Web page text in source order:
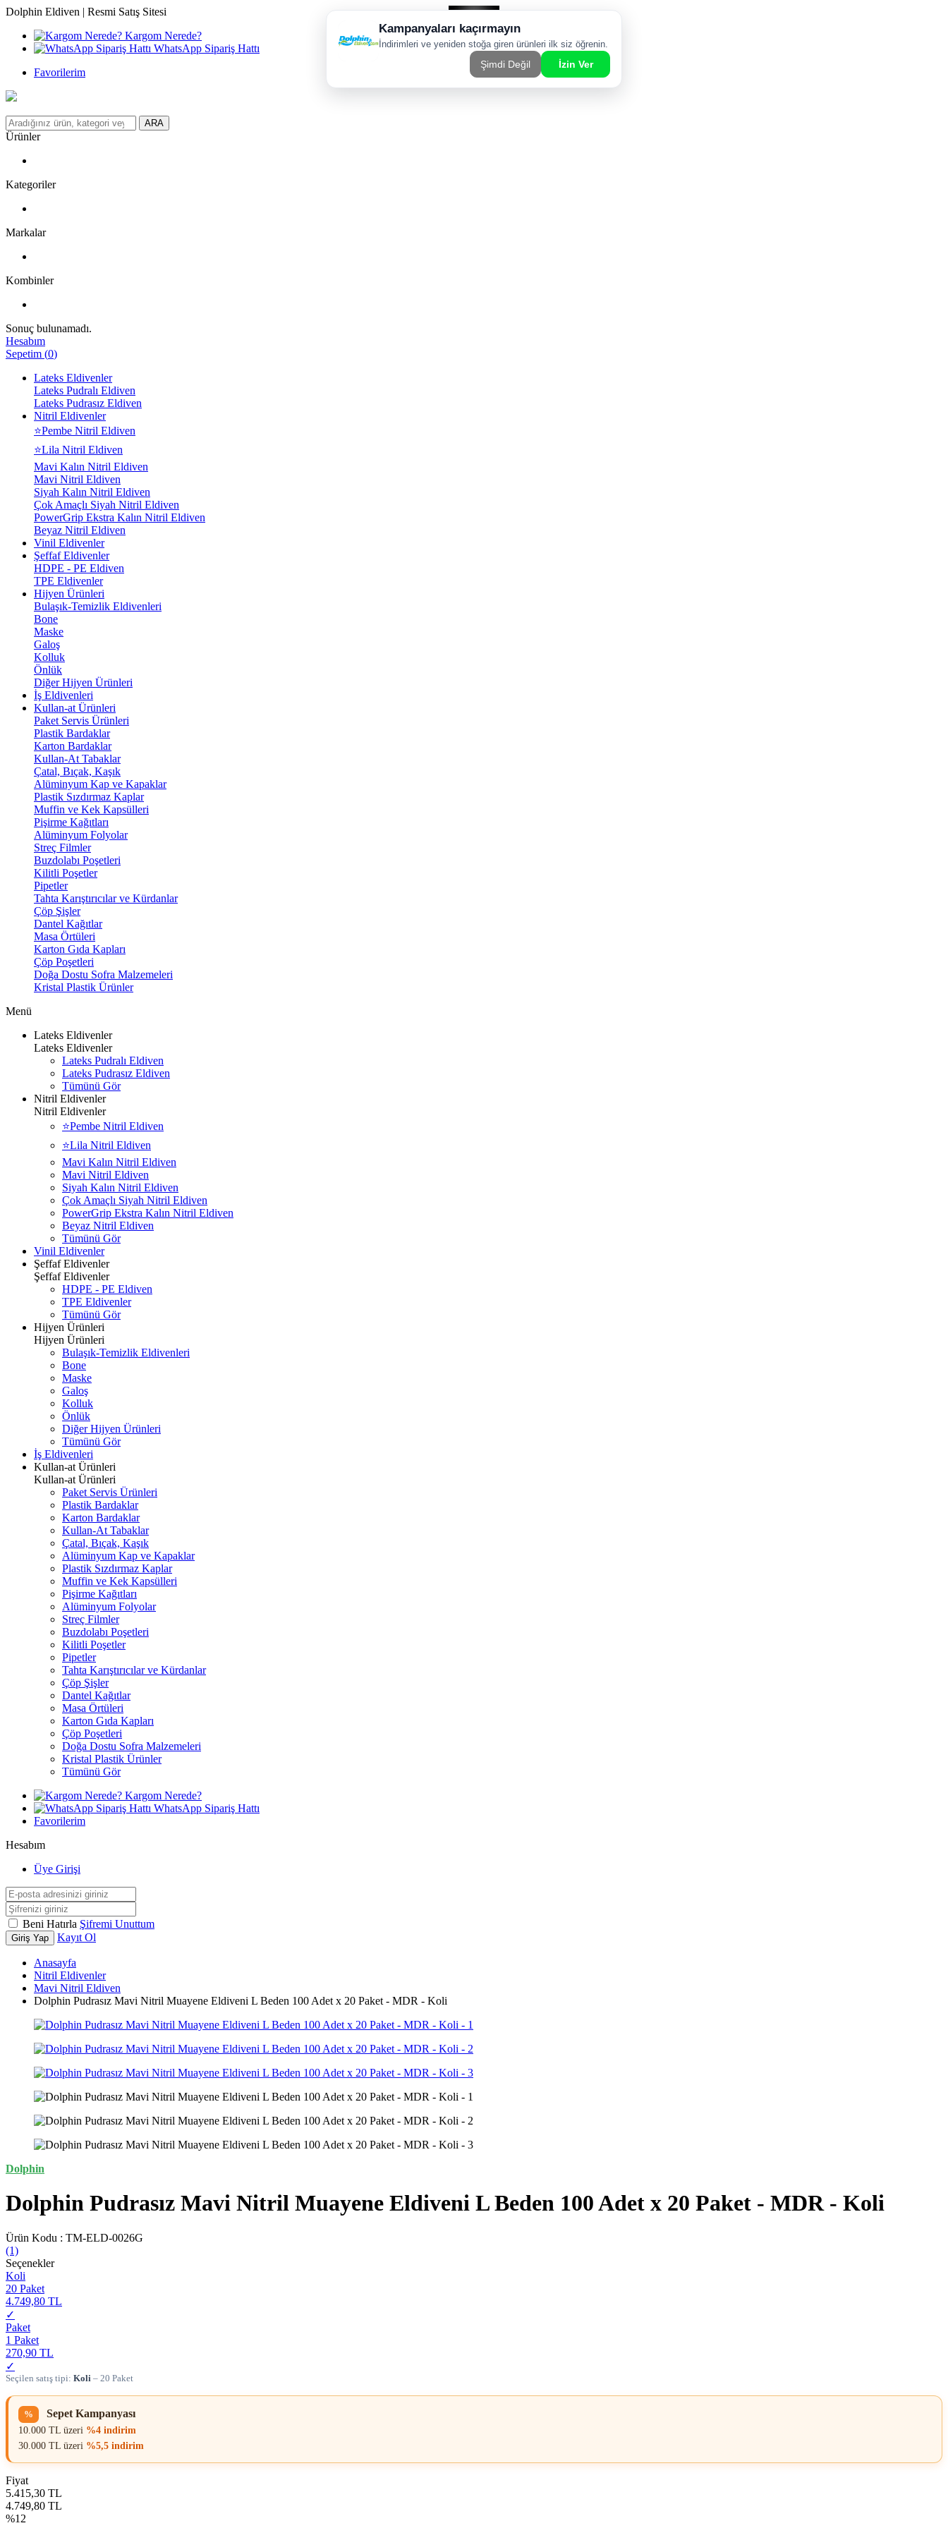
Dolphin Eldiven | Resmi Satış Sitesi
Kargom Nerede?
WhatsApp Sipariş Hattı
Favorilerim
ARA
Ürünler
Kategoriler
Markalar
Kombinler
Sonuç bulunamadı.
Hesabım
Sepetim (0)
Lateks Eldivenler
Lateks Pudralı Eldiven
Lateks Pudrasız Eldiven
Nitril Eldivenler
⭐Pembe Nitril Eldiven
⭐Lila Nitril Eldiven
Mavi Kalın Nitril Eldiven
Mavi Nitril Eldiven
Siyah Kalın Nitril Eldiven
Çok Amaçlı Siyah Nitril Eldiven
PowerGrip Ekstra Kalın Nitril Eldiven
Beyaz Nitril Eldiven
Vinil Eldivenler
Şeffaf Eldivenler
HDPE - PE Eldiven
TPE Eldivenler
Hijyen Ürünleri
Bulaşık-Temizlik Eldivenleri
Bone
Maske
Galoş
Kolluk
Önlük
Diğer Hijyen Ürünleri
İş Eldivenleri
Kullan-at Ürünleri
Paket Servis Ürünleri
Plastik Bardaklar
Karton Bardaklar
Kullan-At Tabaklar
Çatal, Bıçak, Kaşık
Alüminyum Kap ve Kapaklar
Plastik Sızdırmaz Kaplar
Muffin ve Kek Kapsülleri
Pişirme Kağıtları
Alüminyum Folyolar
Streç Filmler
Buzdolabı Poşetleri
Kilitli Poşetler
Pipetler
Tahta Karıştırıcılar ve Kürdanlar
Çöp Şişler
Dantel Kağıtlar
Masa Örtüleri
Karton Gıda Kapları
Çöp Poşetleri
Doğa Dostu Sofra Malzemeleri
Kristal Plastik Ürünler
Menü
Lateks Eldivenler
Lateks Eldivenler
Lateks Pudralı Eldiven
Lateks Pudrasız Eldiven
Tümünü Gör
Nitril Eldivenler
Nitril Eldivenler
⭐Pembe Nitril Eldiven
⭐Lila Nitril Eldiven
Mavi Kalın Nitril Eldiven
Mavi Nitril Eldiven
Siyah Kalın Nitril Eldiven
Çok Amaçlı Siyah Nitril Eldiven
PowerGrip Ekstra Kalın Nitril Eldiven
Beyaz Nitril Eldiven
Tümünü Gör
Vinil Eldivenler
Şeffaf Eldivenler
Şeffaf Eldivenler
HDPE - PE Eldiven
TPE Eldivenler
Tümünü Gör
Hijyen Ürünleri
Hijyen Ürünleri
Bulaşık-Temizlik Eldivenleri
Bone
Maske
Galoş
Kolluk
Önlük
Diğer Hijyen Ürünleri
Tümünü Gör
İş Eldivenleri
Kullan-at Ürünleri
Kullan-at Ürünleri
Paket Servis Ürünleri
Plastik Bardaklar
Karton Bardaklar
Kullan-At Tabaklar
Çatal, Bıçak, Kaşık
Alüminyum Kap ve Kapaklar
Plastik Sızdırmaz Kaplar
Muffin ve Kek Kapsülleri
Pişirme Kağıtları
Alüminyum Folyolar
Streç Filmler
Buzdolabı Poşetleri
Kilitli Poşetler
Pipetler
Tahta Karıştırıcılar ve Kürdanlar
Çöp Şişler
Dantel Kağıtlar
Masa Örtüleri
Karton Gıda Kapları
Çöp Poşetleri
Doğa Dostu Sofra Malzemeleri
Kristal Plastik Ürünler
Tümünü Gör
Kargom Nerede?
WhatsApp Sipariş Hattı
Favorilerim
Hesabım
Üye Girişi
Beni Hatırla Şifremi Unuttum
Giriş Yap Kayıt Ol
Anasayfa
Nitril Eldivenler
Mavi Nitril Eldiven
Dolphin Pudrasız Mavi Nitril Muayene Eldiveni L Beden 100 Adet x 20 Paket - MDR - Koli
Dolphin
Dolphin Pudrasız Mavi Nitril Muayene Eldiveni L Beden 100 Adet x 20 Paket - MDR - Koli
Ürün Kodu : TM-ELD-0026G
(1)
Seçenekler
Koli
20 Paket
4.749,80 TL
✓
Paket
1 Paket
270,90 TL
✓
Seçilen satış tipi: Koli – 20 Paket
% Sepet Kampanyası
10.000 TL üzeri %4 indirim
30.000 TL üzeri %5,5 indirim
Fiyat
5.415,30 TL
4.749,80 TL
%12